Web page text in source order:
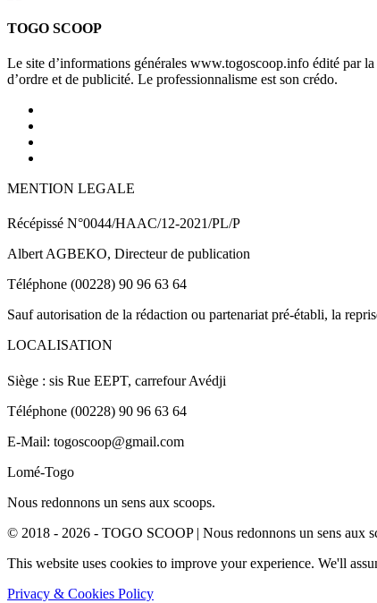
TOGO SCOOP
Le site d’informations générales www.togoscoop.info édité par
d’ordre et de publicité. Le professionnalisme est son crédo.
MENTION LEGALE
Récépissé N°0044/HAAC/12-2021/PL/P
Albert AGBEKO, Directeur de publication
Téléphone (00228) 90 96 63 64
Sauf autorisation de la rédaction ou partenariat pré-établi, la
LOCALISATION
Siège : sis Rue EEPT, carrefour Avédji
Téléphone (00228) 90 96 63 64
E-Mail: togoscoop@gmail.com
Lomé-Togo
Nous redonnons un sens aux scoops.
© 2018 - 2026 - TOGO SCOOP | Nous redonnons un sens aux
This website uses cookies to improve your experience. We'll
Privacy & Cookies Policy